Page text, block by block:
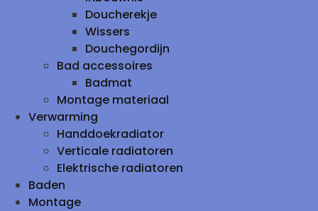
Doucherekje
Wissers
Douchegordijn
Bad accessoires
Badmat
Montage materiaal
Verwarming
Handdoekradiator
Verticale radiatoren
Elektrische radiatoren
Baden
Montage